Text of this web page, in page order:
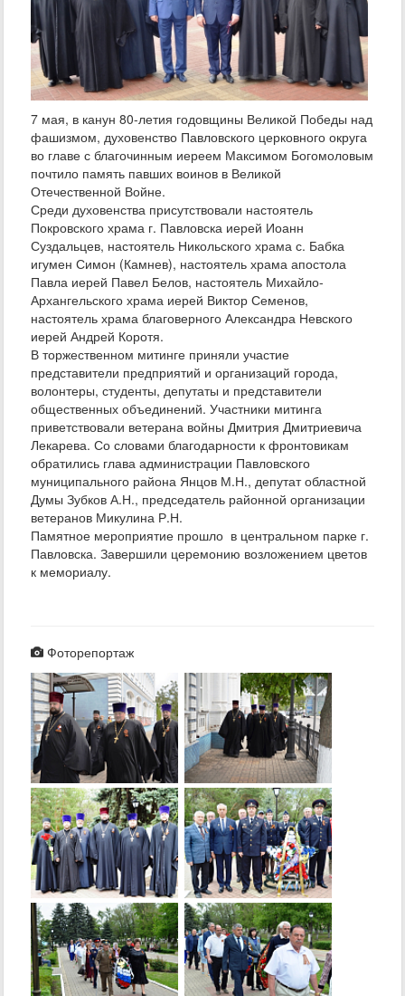
7 мая, в канун 80-летия годовщины Великой Победы над
фашизмом, духовенство Павловского церковного округа
во главе с благочинным иереем Максимом Богомоловым
почтило память павших воинов в Великой
Отечественной Войне.
Среди духовенства присутствовали настоятель
Покровского храма г. Павловска иерей Иоанн
Суздальцев, настоятель Никольского храма с. Бабка
игумен Симон (Камнев), настоятель храма апостола
Павла иерей Павел Белов, настоятель Михайло-
Архангельского храма иерей Виктор Семенов,
настоятель храма благоверного Александра Невского
иерей Андрей Коротя.
В торжественном митинге приняли участие
представители предприятий и организаций города,
волонтеры, студенты, депутаты и представители
общественных объединений. Участники митинга
приветствовали ветерана войны Дмитрия Дмитриевича
Лекарева. Со словами благодарности к фронтовикам
обратились глава администрации Павловского
муниципального района Янцов М.Н., депутат областной
Думы Зубков А.Н., председатель районной организации
ветеранов Микулина Р.Н.
Памятное мероприятие прошло в центральном парке г.
Павловска. Завершили церемонию возложением цветов
к мемориалу.
Фоторепортаж